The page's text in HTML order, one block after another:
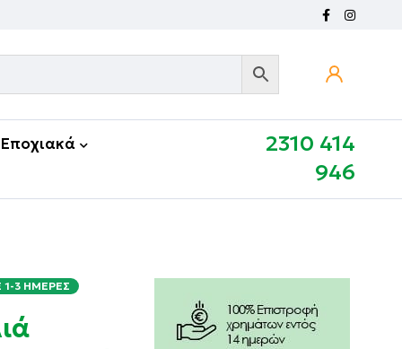
Εποχιακά
2310 414
946
3 ΗΜΈΡΕΣ